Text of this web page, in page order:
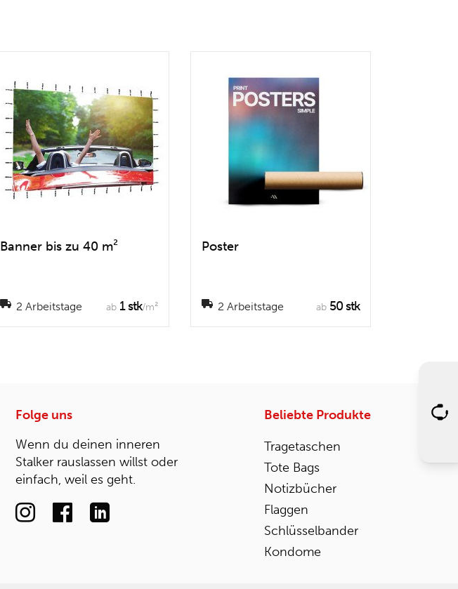
Banner bis zu 40 m²
2 Arbeitstage ab 1 stk/m²
Poster
2 Arbeitstage ab 50 stk
Folge uns
Wenn du deinen inneren
Stalker rauslassen willst oder
einfach, weil es geht.
Beliebte Produkte
Tragetaschen
Tote Bags
Notizbücher
Flaggen
Schlüsselbander
Kondome